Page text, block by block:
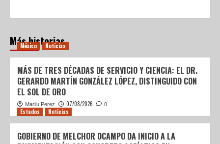
Más historias
México Noticias
MÁS DE TRES DÉCADAS DE SERVICIO Y CIENCIA: EL DR.
GERARDO MARTÍN GONZÁLEZ LÓPEZ, DISTINGUIDO CON
EL SOL DE ORO
Marilu Perez 07/08/2026 0
Estados Noticias
GOBIERNO DE MELCHOR OCAMPO DA INICIO A LA